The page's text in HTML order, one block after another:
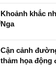
Khoảnh khắc
Nga
Cận cảnh
thảm họa động